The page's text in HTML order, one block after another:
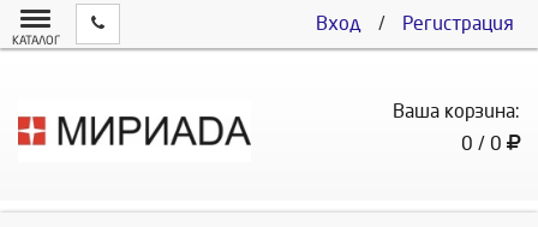
Вход / Регистрация
КАТАЛОГ
Ваша корзина:
0 / 0